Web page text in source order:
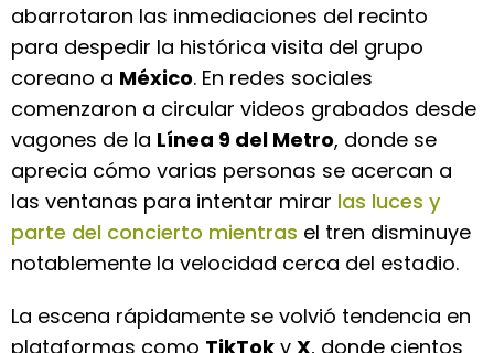
abarrotaron las inmediaciones del recinto
para despedir la histórica visita del grupo
coreano a México. En redes sociales
comenzaron a circular videos grabados desde
vagones de la Línea 9 del Metro, donde se
aprecia cómo varias personas se acercan a
las ventanas para intentar mirar las luces y
parte del concierto mientras el tren disminuye
notablemente la velocidad cerca del estadio.
La escena rápidamente se volvió tendencia en
plataformas como TikTok y X, donde cientos